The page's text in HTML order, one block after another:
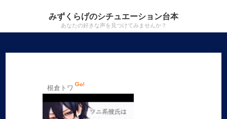
みずくらげのシチュエーション台本
あなたの好きな声を見つけてみませんか？
根倉トワ